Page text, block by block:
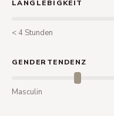
LANGLEBIGKEIT
< 4 Stunden
GENDERTENDENZ
Masculin